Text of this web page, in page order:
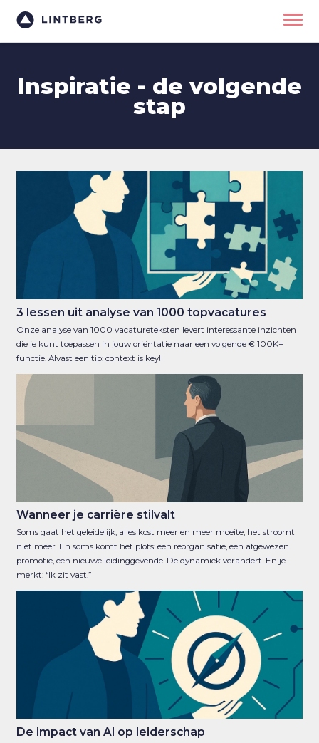
Inspiratie - de volgende
stap
3 lessen uit analyse van 1000 topvacatures
Onze analyse van 1000 vacatureteksten levert interessante inzichten
die je kunt toepassen in jouw oriëntatie naar een volgende € 100K+
functie. Alvast een tip: context is key!
Wanneer je carrière stilvalt
Soms gaat het geleidelijk, alles kost meer en meer moeite, het stroomt
niet meer. En soms komt het plots: een reorganisatie, een afgewezen
promotie, een nieuwe leidinggevende. De dynamiek verandert. En je
merkt: “Ik zit vast.”
De impact van AI op leiderschap